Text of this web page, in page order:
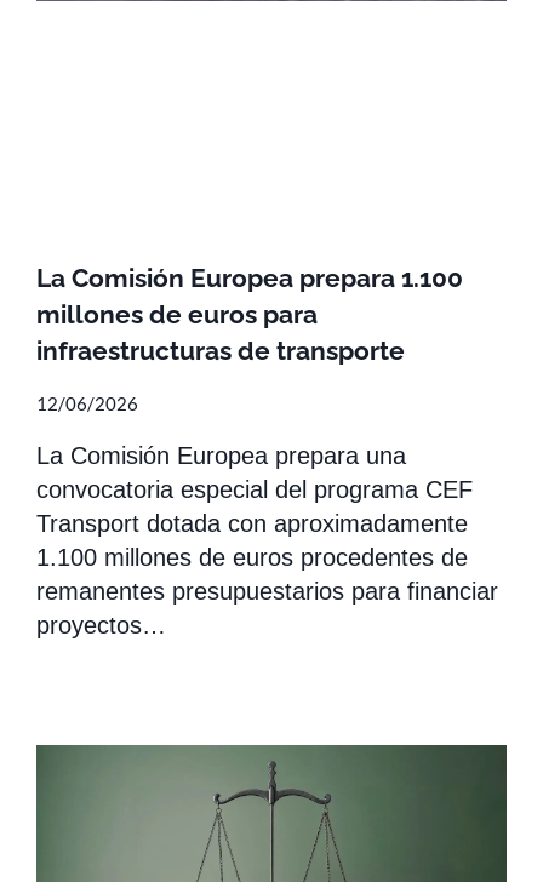
La Comisión Europea prepara 1.100
millones de euros para
infraestructuras de transporte
12/06/2026
La Comisión Europea prepara una
convocatoria especial del programa CEF
Transport dotada con aproximadamente
1.100 millones de euros procedentes de
remanentes presupuestarios para financiar
proyectos…